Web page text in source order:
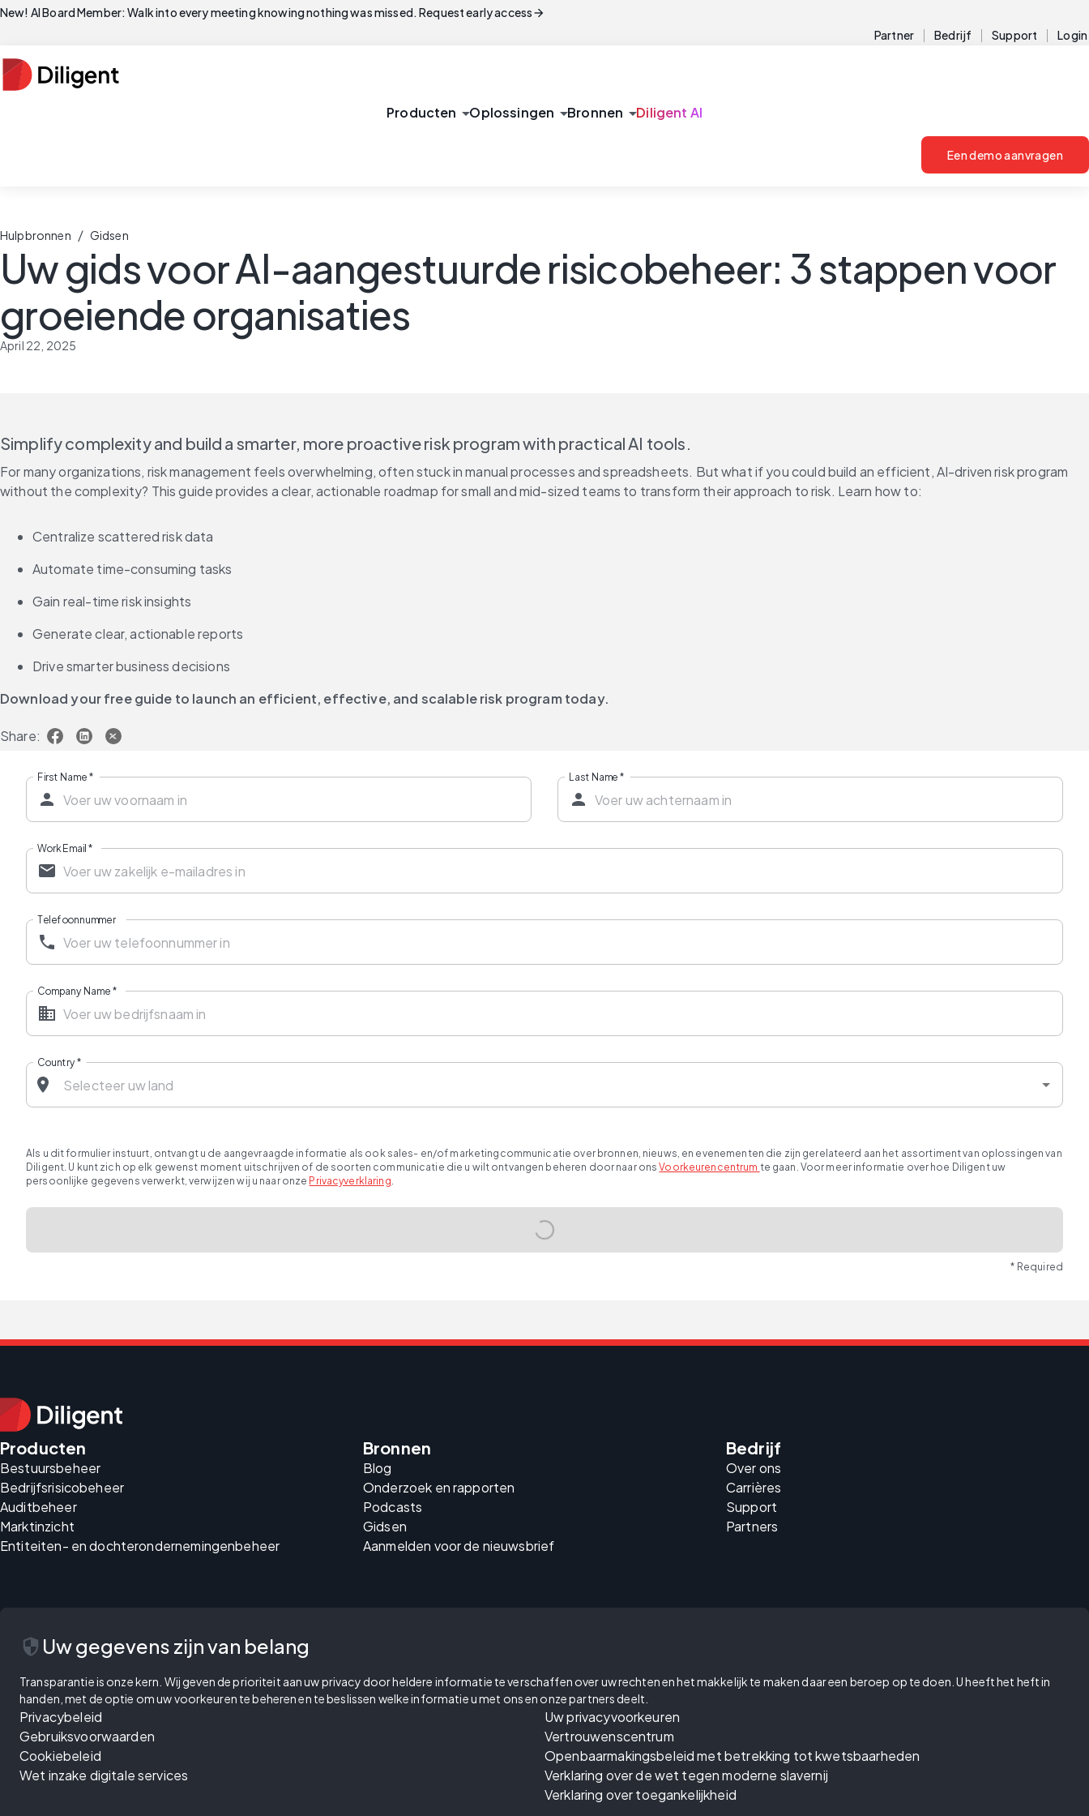
New! AI Board Member: Walk into every meeting knowing nothing was missed. Request early accessarrow_forward
Partner Bedrijf Support Login
Producten arrow_drop_downOplossingen arrow_drop_downBronnen arrow_drop_downDiligent AI
Een demo aanvragen
Hulpbronnen / Gidsen
Uw gids voor AI-aangestuurde risicobeheer: 3 stappen voor
groeiende organisaties
April 22, 2025
Simplify complexity and build a smarter, more proactive risk program with practical AI tools.
For many organizations, risk management feels overwhelming, often stuck in manual processes and spreadsheets. But what if you could build an efficient, AI-driven risk program
without the complexity? This guide provides a clear, actionable roadmap for small and mid-sized teams to transform their approach to risk. Learn how to:
Centralize scattered risk data
Automate time-consuming tasks
Gain real-time risk insights
Generate clear, actionable reports
Drive smarter business decisions
Download your free guide to launch an efficient, effective, and scalable risk program today.
Share:
First Name* Last Name *
Work Email*
Telefoonnummer
Company Name*
Country*
Als u dit formulier instuurt, ontvangt u de aangevraagde informatie als ook sales- en/of marketingcommunicatie over bronnen, nieuws, en evenementen die zijn gerelateerd aan het assortiment van oplossingen van
Diligent. U kunt zich op elk gewenst moment uitschrijven of de soorten communicatie die u wilt ontvangen beheren door naar onsVoorkeurencentrum te gaan. Voor meer informatie over hoe Diligent uw
persoonlijke gegevens verwerkt, verwijzen wij u naar onze Privacyverklaring.
* Required
Producten
Bestuursbeheer
Bedrijfsrisicobeheer
Auditbeheer
Marktinzicht
Entiteiten- en dochterondernemingenbeheer
Bronnen
Blog
Onderzoek en rapporten
Podcasts
Gidsen
Aanmelden voor de nieuwsbrief
Bedrijf
Over ons
Carrières
Support
Partners
security Uw gegevens zijn van belang
Transparantie is onze kern. Wij geven de prioriteit aan uw privacy door heldere informatie te verschaffen over uw rechten en het makkelijk te maken daar een beroep op te doen. U heeft het heft in
handen, met de optie om uw voorkeuren te beheren en te beslissen welke informatie u met ons en onze partners deelt.
Privacybeleid
Gebruiksvoorwaarden
Cookiebeleid
Wet inzake digitale services
Uw privacyvoorkeuren
Vertrouwenscentrum
Openbaarmakingsbeleid met betrekking tot kwetsbaarheden
Verklaring over de wet tegen moderne slavernij
Verklaring over toegankelijkheid